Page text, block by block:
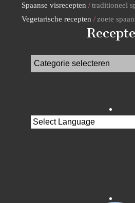
Spaanse visrecepten
traditioneel
Vegetarische recepten
zoete